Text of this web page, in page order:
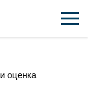
оценка